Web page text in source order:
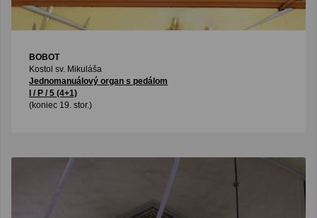
BOBOT
Kostol sv. Mikuláša
Jednomanuálový organ s pedálom
I / P / 5 (4+1)
(koniec 19. stor.)